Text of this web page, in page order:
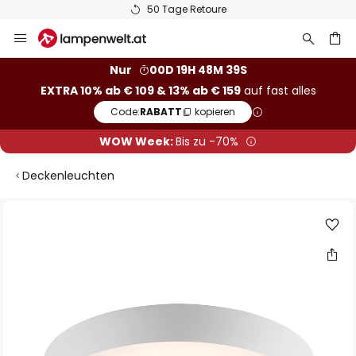
50 Tage Retoure
Inhalt
Nur
00D 19H 48M 38S
EXTRA 10% ab € 109 & 13% ab € 159auf fast alles
Code:RABATT kopieren
WOW Week:Bis zu -70%
Deckenleuchten